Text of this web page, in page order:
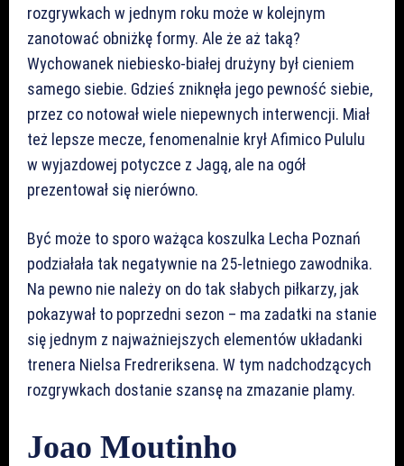
rozgrywkach w jednym roku może w kolejnym
zanotować obniżkę formy. Ale że aż taką?
Wychowanek niebiesko-białej drużyny był cieniem
samego siebie. Gdzieś zniknęła jego pewność siebie,
przez co notował wiele niepewnych interwencji. Miał
też lepsze mecze, fenomenalnie krył Afimico Pululu
w wyjazdowej potyczce z Jagą, ale na ogół
prezentował się nierówno.
Być może to sporo ważąca koszulka Lecha Poznań
podziałała tak negatywnie na 25-letniego zawodnika.
Na pewno nie należy on do tak słabych piłkarzy, jak
pokazywał to poprzedni sezon – ma zadatki na stanie
się jednym z najważniejszych elementów układanki
trenera Nielsa Fredreriksena. W tym nadchodzących
rozgrywkach dostanie szansę na zmazanie plamy.
Joao Moutinho